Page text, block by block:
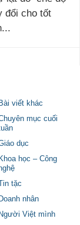
đổi cho tốt
Bài viết khác
mục cuối
dục
Khoa học – Công
Tin tặc
Doanh nhân
Người Việt mình